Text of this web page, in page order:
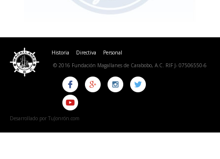
Historia Directiva
Personal
© 2016 Fundación Magallanes de Carabobo, A.C. RIF J- 07506550-6
Desarrollado por TuJonrón.com